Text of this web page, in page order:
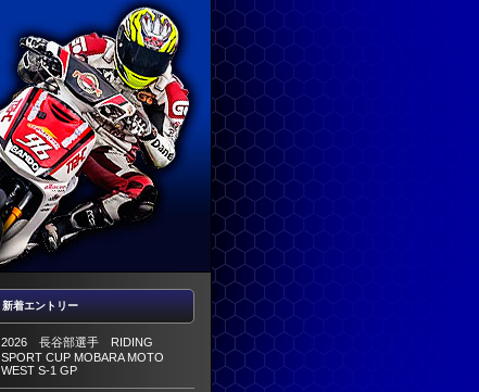
新着エントリー
2026 長谷部選手 RIDING
SPORT CUP MOBARA MOTO
WEST S-1 GP